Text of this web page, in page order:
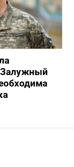
Залужный